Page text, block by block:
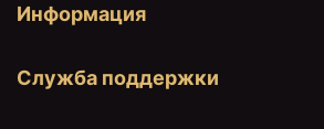
Информация
Служба поддержки